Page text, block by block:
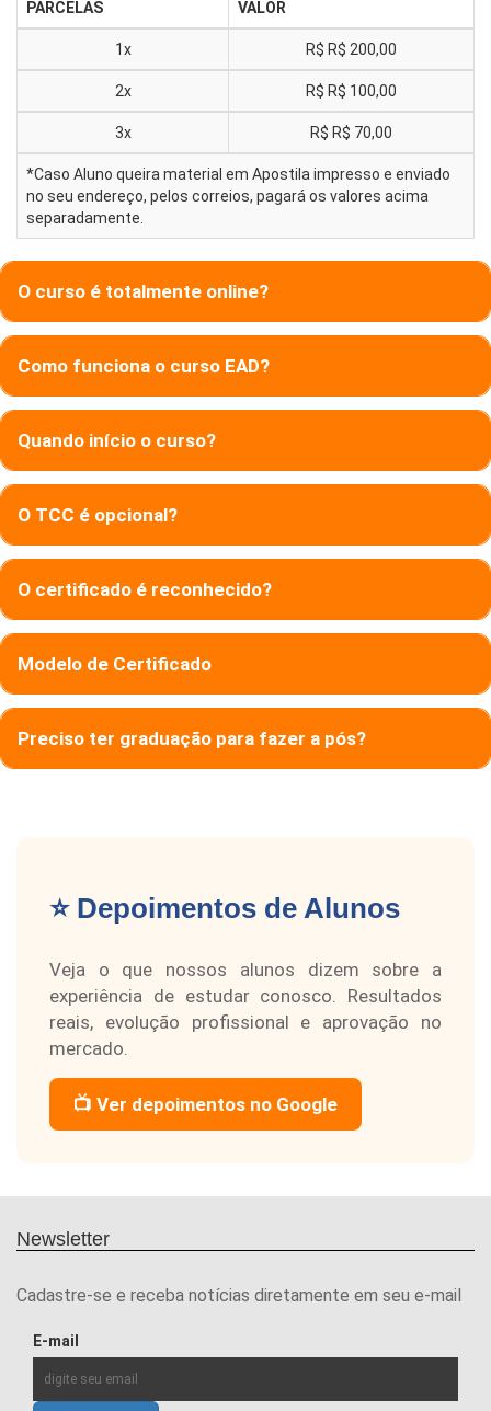
PARCELAS VALOR
1x R$ R$ 200,00
2x R$ R$ 100,00
3x R$ R$ 70,00
*Caso Aluno queira material em Apostila impresso e enviado
no seu endereço, pelos correios, pagará os valores acima
separadamente.
O curso é totalmente online?
Como funciona o curso EAD?
Quando início o curso?
O TCC é opcional?
O certificado é reconhecido?
Modelo de Certificado
Preciso ter graduação para fazer a pós?
⭐ Depoimentos de Alunos
Veja o que nossos alunos dizem sobre a
experiência de estudar conosco. Resultados
reais, evolução profissional e aprovação no
mercado.
📺 Ver depoimentos no Google
Newsletter
Cadastre-se e receba notícias diretamente em seu e-mail
E-mail